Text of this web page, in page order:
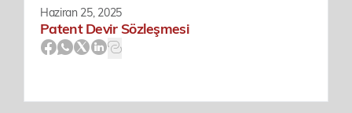
Ekibimiz
Kariyer
Haziran 25, 2025
Patent Devir Sözleşmesi